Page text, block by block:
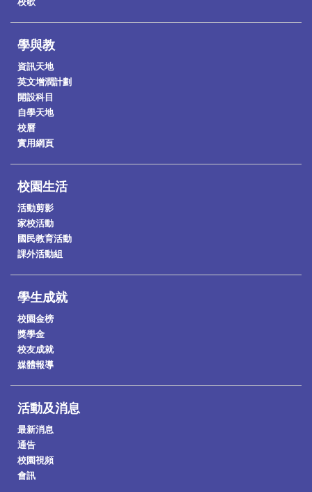
學與教
資訊天地
英文增潤計劃
開設科目
自學天地
校曆
實用網頁
校園生活
活動剪影
家校活動
國民教育活動
課外活動組
學生成就
校園金榜
獎學金
校友成就
媒體報導
活動及消息
最新消息
通告
校園視頻
會訊